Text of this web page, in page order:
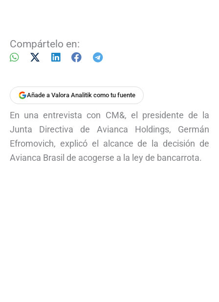
Compártelo en:
Añade a Valora Analitik como tu fuente
En una entrevista con CM&, el presidente de la
Junta Directiva de Avianca Holdings, Germán
Efromovich, explicó el alcance de la decisión de
Avianca Brasil de acogerse a la ley de bancarrota.